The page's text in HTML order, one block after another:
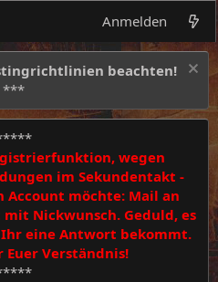
Anmelden
beachten!
***
wegen
im Sekundentakt -
möchte: Mail an
Nickwunsch. Geduld, es
eine Antwort bekommt.
Verständnis!